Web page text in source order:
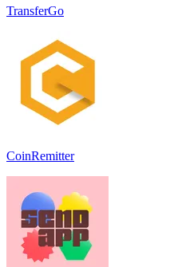
TransferGo
CoinRemitter